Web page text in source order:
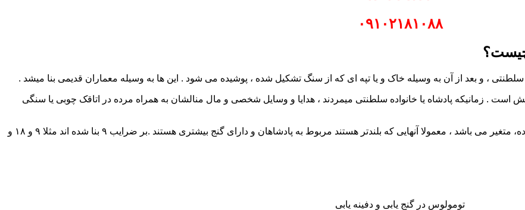
۰۹۱۰۲۱۸۱۰۸۸
چیست؟
، و بعد از آن به وسیله خاک و یا تپه ای که از سنگ تشکیل شده ، پوشیده می شود . این ها به وسیله معماران قدیمی بنا میشد .
. زمانیکه پادشاه یا خانواده سلطنتی میمردند ، هدایا و وسایل شخصی و مال منالشان به همراه مرده در اتاقک چوبی یا سنگی
بلندی تومولوس، و زیبایی معماری آن، با توجه به ثروت و ارزش فرد مرده، متغیر می باشد ، معمولا آنهایی که بلندتر هستند مربوط به پادشاهان و دارای گنج بیشتری هستند .بر ضرایب ۹ بنا شده اند مثلا ۹ و ۱۸ و
تومولوس در گنج یابی و دفینه یابی